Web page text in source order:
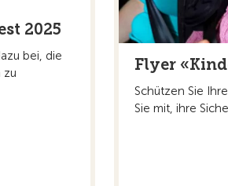
2025
bei, die
zu
Flyer
Schützen Sie
Sie mit, ihre